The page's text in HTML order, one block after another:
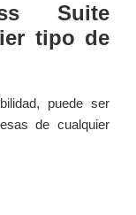
Suite
​tipo de
puede ser
de cualquier